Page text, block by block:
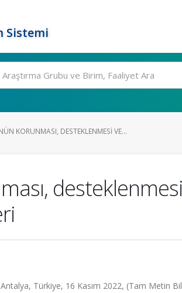
Sistemi
KORUNMASI, DESTEKLENMESI VE...
Türkiye, 16 Kasım 2022, (Tam Metin